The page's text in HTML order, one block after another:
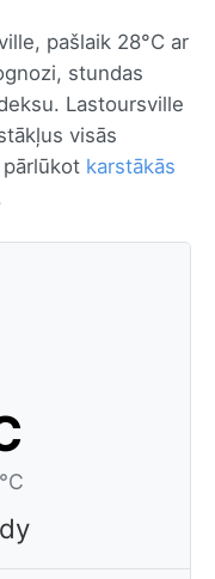
pašlaik 28°C ar
stundas
Lastoursville
visās
pārlūkot karstākās